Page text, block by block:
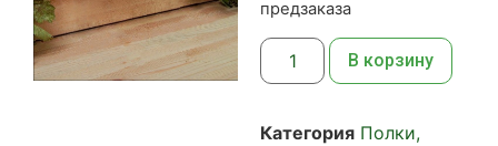
предзаказа
В корзину
Категория Полки,